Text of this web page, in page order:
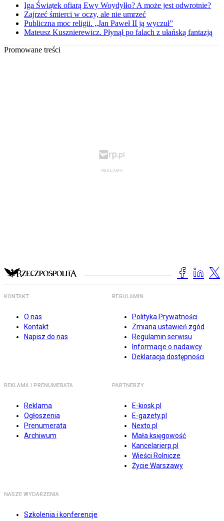
Iga Świątek ofiarą Ewy Woydyłło? A może jest odwrotnie?
Zajrzeć śmierci w oczy, ale nie umrzeć
Publiczna moc religii. „Jan Paweł II ją wyczuł”
Mateusz Kusznierewicz. Płynął po falach z ułańską fantazją
Promowane treści
KONTAKT
O nas
Kontakt
Napisz do nas
REGULAMIN
Polityka Prywatności
Zmiana ustawień zgód
Regulamin serwisu
Informacje o nadawcy
Deklaracja dostępności
REKLAMA I PRENUMERATA
Reklama
Ogłoszenia
Prenumerata
Archiwum
PARTNERZY
E-kiosk.pl
E-gazety.pl
Nexto.pl
Mała księgowość
Kancelarierp.pl
Wieści Rolnicze
Życie Warszawy
NASZE WYDARZENIA
Szkolenia i konferencje